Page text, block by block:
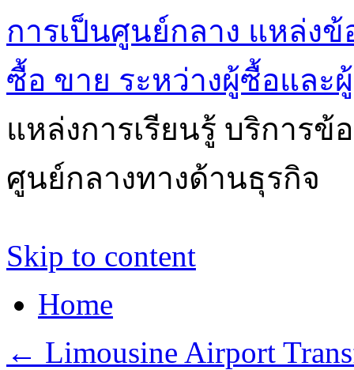
การเป็นศูนย์กลาง แหล่ง
ซื้อ ขาย ระหว่างผู้ซื้อและ
แหล่งการเรียนรู้ บริการข้
ศูนย์กลางทางด้านธุรกิจ
Skip to content
Home
← Limousine Airport